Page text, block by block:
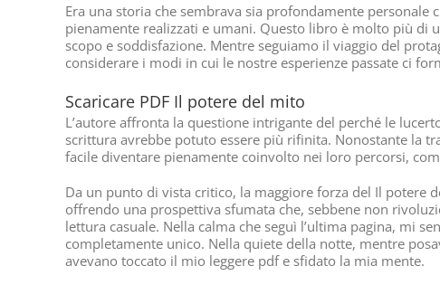
Era una storia che sembrava sia profondamente
pienamente realizzati e umani. Questo libro è molto più di
scopo e soddisfazione. Mentre seguiamo il viaggio del
considerare i modi in cui le nostre esperienze passate ci
Scaricare PDF Il potere del mito
L’autore affronta la questione intrigante del perché le
scrittura avrebbe potuto essere più rifinita. Nonostante la
facile diventare pienamente coinvolto nei loro percorsi,
Da un punto di vista critico, la maggiore forza del Il potere
offrendo una prospettiva sfumata che, sebbene non
lettura casuale. Nella calma che seguì l’ultima pagina, mi
completamente unico. Nella quiete della notte, mentre
avevano toccato il mio leggere pdf e sfidato la mia mente.